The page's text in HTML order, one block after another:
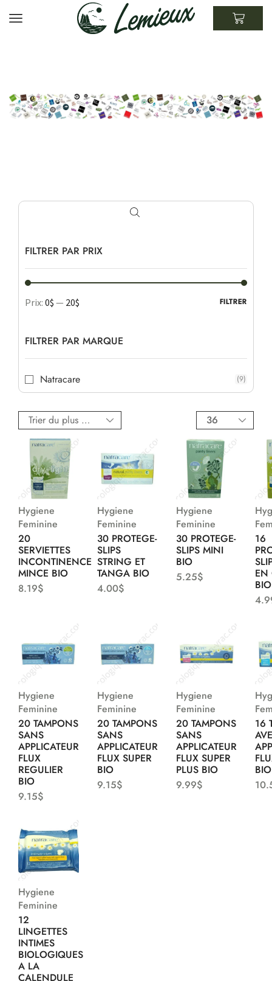
FILTRER PAR PRIX
FILTRER
Prix: 0$ — 20$
FILTRER PAR MARQUE
Natracare (9)
Hygiene
Feminine
20
SERVIETTES
INCONTINENCE
MINCE BIO
8.19$
Hygiene
Feminine
30 PROTEGE-
SLIPS
STRING ET
TANGA BIO
4.00$
Hygiene
Feminine
30 PROTEGE-
SLIPS MINI
BIO
5.25$
16
EN
BIO
Hygiene
Feminine
20 TAMPONS
SANS
APPLICATEUR
FLUX
REGULIER
BIO
9.15$
Hygiene
Feminine
20 TAMPONS
SANS
APPLICATEUR
FLUX SUPER
BIO
9.15$
Hygiene
Feminine
20 TAMPONS
SANS
APPLICATEUR
FLUX SUPER
PLUS BIO
9.99$
16
BIO
Hygiene
Feminine
12
LINGETTES
INTIMES
BIOLOGIQUES
A LA
CALENDULE